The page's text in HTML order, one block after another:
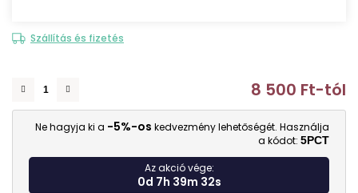
Szállítás és fizetés
8 500 Ft-tól
Ne hagyja ki a -5%-os kedvezmény lehetőségét. Használja
a kódot: 5PCT
Az akció vége:
0d 7h 39m 30s